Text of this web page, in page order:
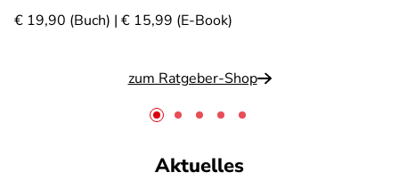
€ 19,90 (Buch) | € 15,99 (E-Book)
zum Ratgeber-Shop
Aktuelles